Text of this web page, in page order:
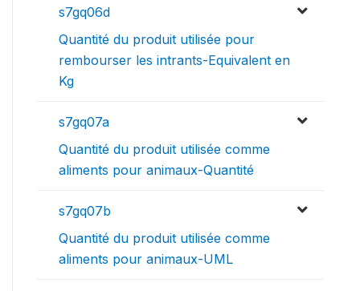
s7gq06d
Quantité du produit utilisée pour
rembourser les intrants-Equivalent en
Kg
s7gq07a
Quantité du produit utilisée comme
aliments pour animaux-Quantité
s7gq07b
Quantité du produit utilisée comme
aliments pour animaux-UML